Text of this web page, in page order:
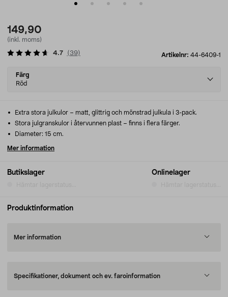
149,90
(inkl. moms)
Artikelnr: 44-6409-1
4.7 (39)
Select
variant
Färg
Röd
Butikslager Onlinelager
Extra stora julkulor – matt, glittrig och mönstrad julkula i 3-pack.
Stora julgranskulor i återvunnen plast – finns i flera färger.
Diameter: 15 cm.
Mer information
Produktinformation
Mer information
Specifikationer, dokument och ev. faroinformation